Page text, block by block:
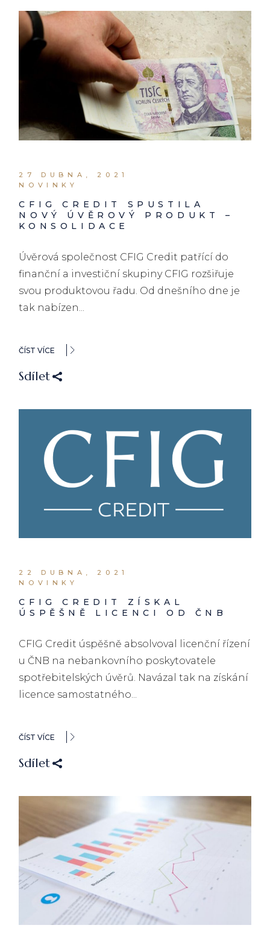
27 DUBNA, 2021
NOVINKY
CFIG CREDIT SPUSTILA
NOVÝ ÚVĚROVÝ PRODUKT –
KONSOLIDACE
Úvěrová společnost CFIG Credit patřící do
finanční a investiční skupiny CFIG rozšiřuje
svou produktovou řadu. Od dnešního dne je
tak nabízen...
ČÍST VÍCE
Sdílet
22 DUBNA, 2021
NOVINKY
CFIG CREDIT ZÍSKAL
ÚSPĚŠNĚ LICENCI OD ČNB
CFIG Credit úspěšně absolvoval licenční řízení
u ČNB na nebankovního poskytovatele
spotřebitelských úvěrů. Navázal tak na získání
licence samostatného...
ČÍST VÍCE
Sdílet